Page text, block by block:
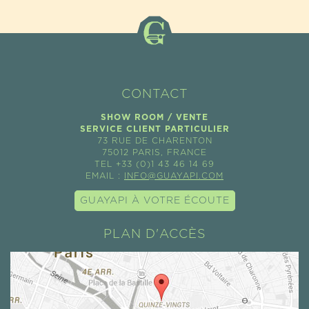
CONTACT
SHOW ROOM / VENTE
SERVICE CLIENT PARTICULIER
73 RUE DE CHARENTON
75012 PARIS, FRANCE
TEL +33 (0)1 43 46 14 69
EMAIL :
INFO@GUAYAPI.COM
GUAYAPI À VOTRE ÉCOUTE
PLAN D'ACCÈS